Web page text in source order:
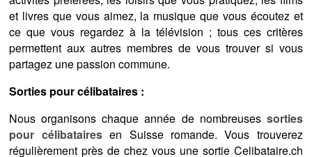
et livres que vous aimez, la musique que vous écoutez et
ce que vous regardez à la télévision ; tous ces critères
permettent aux autres membres de vous trouver si vous
partagez une passion commune.
Sorties pour célibataires :
Nous organisons chaque année de nombreuses sorties
pour célibatairesen Suisse romande. Vous trouverez
régulièrement près de chez vous une sortie Celibataire.ch